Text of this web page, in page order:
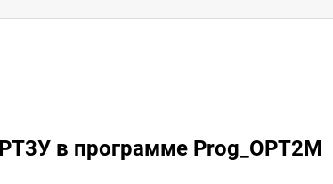
в программе Prog_OPT2M